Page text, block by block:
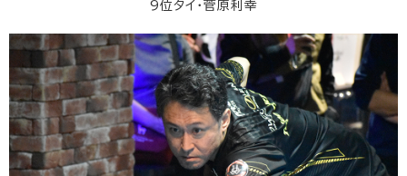
9位タイ・菅原利幸